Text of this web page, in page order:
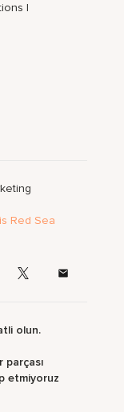
I
Red Sea
olun.
parçası
etmiyoruz